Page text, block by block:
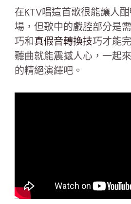
在KTV唱這首歌很能讓人
場，但歌中的戲腔部分是
巧和真假音轉換技巧才能
聽曲就能震撼人心，一起
的精絕演繹吧。